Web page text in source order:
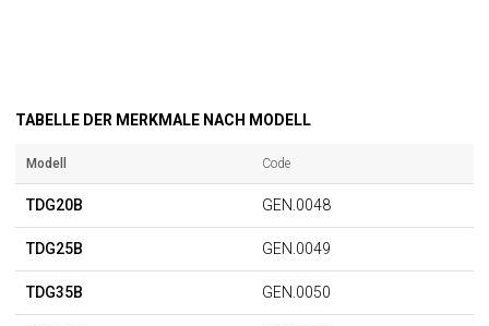
TABELLE DER MERKMALE NACH MODELL
Modell Code
TDG20B GEN.0048
TDG25B GEN.0049
TDG35B GEN.0050